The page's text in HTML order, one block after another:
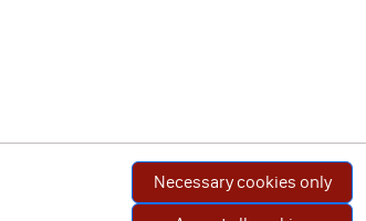
Necessary cookies only